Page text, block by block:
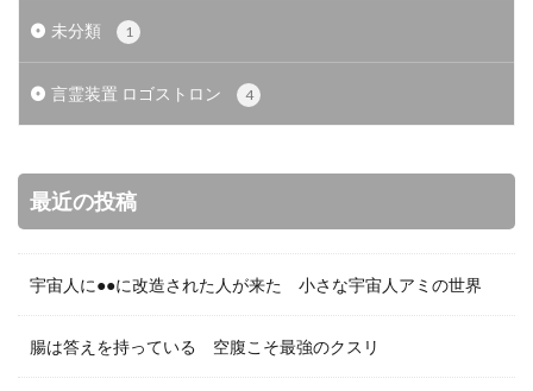
未分類 1
言霊装置 ロゴストロン 4
最近の投稿
宇宙人に●●に改造された人が来た 小さな宇宙人アミの世界
腸は答えを持っている 空腹こそ最強のクスリ